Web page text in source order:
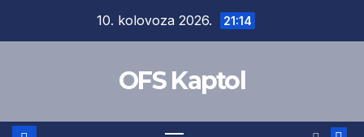
10. kolovoza 2026. 21:14
OFS Kaptol